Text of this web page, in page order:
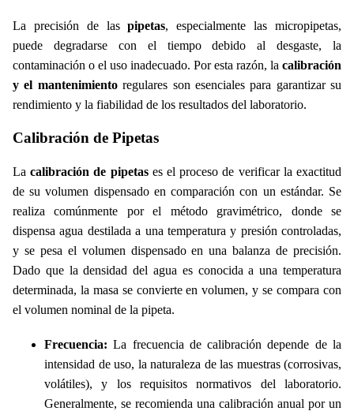
La precisión de laspipetas, especialmente las micropipetas,
puede degradarse con el tiempo debido al desgaste, la
contaminación o el uso inadecuado. Por esta razón, la calibración
y el mantenimientoregulares son esenciales para garantizar su
rendimiento y la fiabilidad de los resultados del laboratorio.
Calibración de Pipetas
Lacalibración de pipetases el proceso de verificar la exactitud
de su volumen dispensado en comparación con un estándar. Se
realiza comúnmente por el método gravimétrico, donde se
dispensa agua destilada a una temperatura y presión controladas,
y se pesa el volumen dispensado en una balanza de precisión.
Dado que la densidad del agua es conocida a una temperatura
determinada, la masa se convierte en volumen, y se compara con
el volumen nominal de la pipeta.
Frecuencia: La frecuencia de calibración depende de la
intensidad de uso, la naturaleza de las muestras (corrosivas,
volátiles), y los requisitos normativos del laboratorio.
Generalmente, se recomienda una calibración anual por un